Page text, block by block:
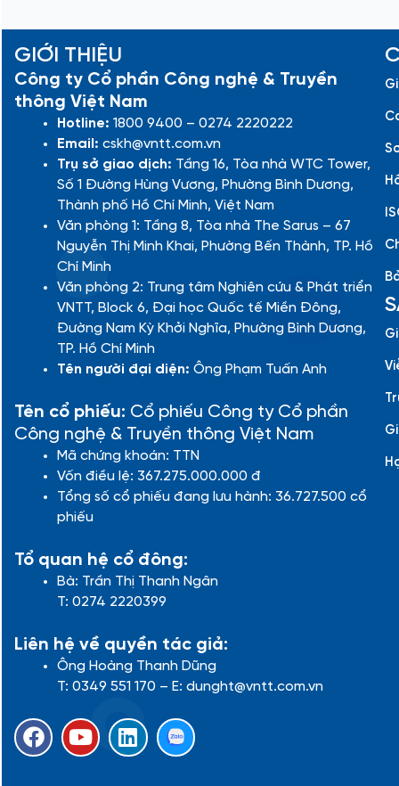
GIỚI THIỆU
Công ty Cổ phần Công nghệ & Truyền
thông Việt Nam
Hotline: 1800 9400 – 0274 2220222
Email: cskh@vntt.com.vn
Trụ sở giao dịch: Tầng 16, Tòa nhà WTC Tower,
Số 1 Đường Hùng Vương, Phường Bình Dương,
Thành phố Hồ Chí Minh, Việt Nam
Văn phòng 1: Tầng 8, Tòa nhà The Sarus – 67
Nguyễn Thị Minh Khai, Phường Bến Thành, TP. Hồ
Chí Minh
Văn phòng 2: Trung tâm Nghiên cứu & Phát triển
VNTT, Block 6, Đại học Quốc tế Miền Đông,
Đường Nam Kỳ Khởi Nghĩa, Phường Bình Dương,
TP. Hồ Chí Minh
Tên người đại diện: Ông Phạm Tuấn Anh
Tên cổ phiếu: Cổ phiếu Công ty Cổ phần
Công nghệ & Truyền thông Việt Nam
Mã chứng khoán: TTN
Vốn điều lệ: 367.275.000.000 đ
Tổng số cổ phiếu đang lưu hành: 36.727.500 cổ
phiếu
Tổ quan hệ cổ đông:
Bà: Trần Thị Thanh Ngân
T: 0274 2220399
Liên hệ về quyền tác giả:
Ông Hoàng Thanh Dũng
T: 0349 551 170 – E: dunght@vntt.com.vn
F
a
Y
o
L
i